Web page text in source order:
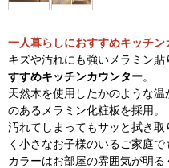
一人暮らしにおすすめキッチ
キズや汚れにも強いメラミン貼
すすめキッチンカウンター。
天然木を使用したかのような
のあるメラミン化粧板を採用。
汚れてしまってもサッと拭き
く小さなお子様のいるご家庭で
カラーはお部屋の雰囲気が明る